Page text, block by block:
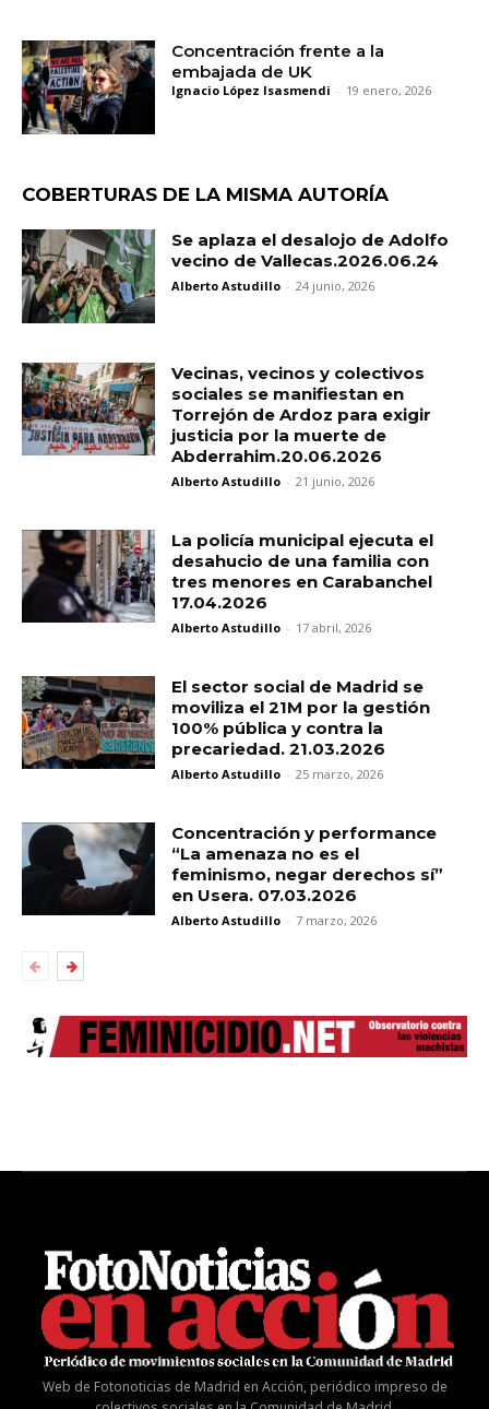
Concentración frente a la
embajada de UK
Ignacio López Isasmendi - 19 enero, 2026
COBERTURAS DE LA MISMA AUTORÍA
Se aplaza el desalojo de Adolfo
vecino de Vallecas.2026.06.24
Alberto Astudillo - 24 junio, 2026
Vecinas, vecinos y colectivos
sociales se manifiestan en
Torrejón de Ardoz para exigir
justicia por la muerte de
Abderrahim.20.06.2026
Alberto Astudillo - 21 junio, 2026
La policía municipal ejecuta el
desahucio de una familia con
tres menores en Carabanchel
17.04.2026
Alberto Astudillo - 17 abril, 2026
El sector social de Madrid se
moviliza el 21M por la gestión
100% pública y contra la
precariedad. 21.03.2026
Alberto Astudillo - 25 marzo, 2026
Concentración y performance
“La amenaza no es el
feminismo, negar derechos sí”
en Usera. 07.03.2026
Alberto Astudillo - 7 marzo, 2026
Web de Fotonoticias de Madrid en Acción, periódico impreso de